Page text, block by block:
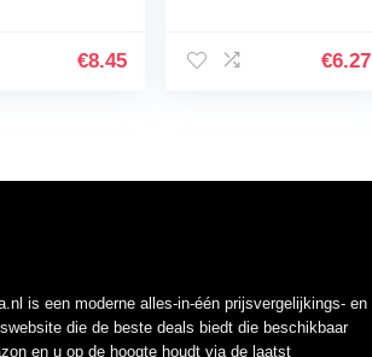
€8.45
afwerking op de€6.27
is een moderne alles-in-één prijsvergelijkings- en
die de beste deals biedt die beschikbaar
en u op de hoogte houdt via de laatst